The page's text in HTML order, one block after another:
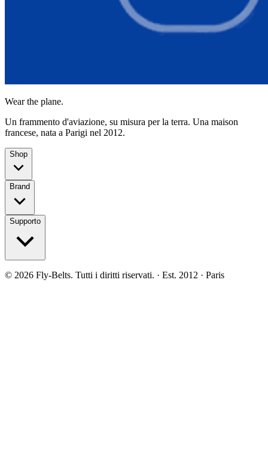
Wear the plane.
Un frammento d'aviazione, su misura per la terra. Una maison
francese, nata a Parigi nel 2012.
Shop
Brand
Supporto
© 2026 Fly-Belts. Tutti i diritti riservati. · Est. 2012 · Paris